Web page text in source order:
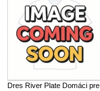
Dres River Plate Domáci pre